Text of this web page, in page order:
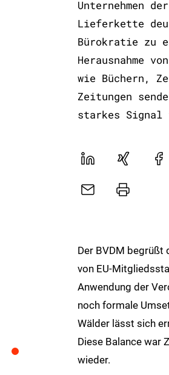
Unternehmen
Lieferkette
Bürokratie zu
Herausnahme
wie Büchern,
Zeitungen
starkes
LinekdInXing
E-
Drucker
Der BVDM begrüßt
von EU-
Anwendung der
noch formale
Wälder lässt sich
Diese Balance war
wieder.